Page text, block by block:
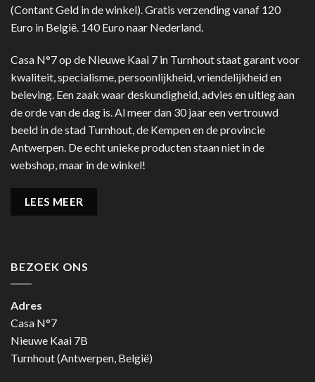
(Contant Geld in de winkel). Gratis verzending vanaf 120
Euro in België. 140 Euro naar Nederland.
Casa N°7 op de Nieuwe Kaai 7 in Turnhout staat garant voor
kwaliteit, specialisme, persoonlijkheid, vriendelijkheid en
beleving. Een zaak waar deskundigheid, advies en uitleg aan
de orde van de dag is. Al meer dan 30 jaar een vertrouwd
beeld in de stad Turnhout, de Kempen en de provincie
Antwerpen. De echt unieke producten staan niet in de
webshop, maar in de winkel!
LEES MEER
BEZOEK ONS
Adres
Casa N°7
Nieuwe Kaai 7B
Turnhout (Antwerpen, België)